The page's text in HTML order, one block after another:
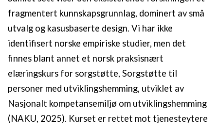
fragmentert kunnskapsgrunnlag, dominert av små
utvalg og kasusbaserte design. Vi har ikke
identifisert norske empiriske studier, men det
finnes blant annet et norsk praksisnært
elæringskurs for sorgstøtte, Sorgstøtte til
personer med utviklingshemming, utviklet av
Nasjonalt kompetansemiljø om utviklingshemming
(NAKU, 2025). Kurset er rettet mot tjenesteytere